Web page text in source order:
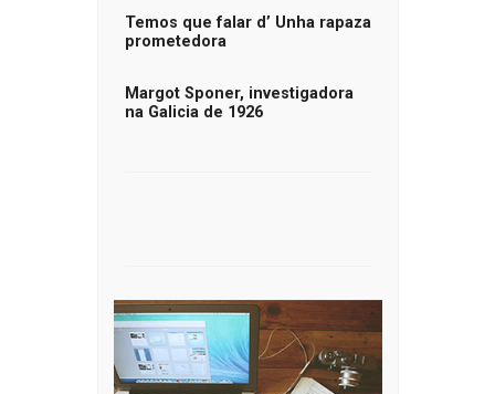
Temos que falar d’ Unha rapaza
prometedora
Margot Sponer, investigadora
na Galicia de 1926